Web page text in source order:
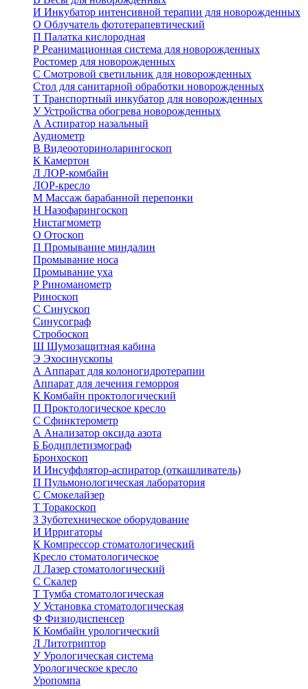
И Инкубатор интенсивной терапии для новорожденных
О Облучатель фототерапевтический
П Палатка кислородная
Р Реанимационная система для новорожденных
Ростомер для новорожденных
С Смотровой светильник для новорожденных
Стол для санитарной обработки новорожденных
Т Транспортный инкубатор для новорожденных
УУстройства обогрева новорожденных
А Аспиратор назальный
Аудиометр
В Видеооториноларингоскоп
К Камертон
Л ЛОР-комбайн
ЛОР-кресло
М Массаж барабанной перепонки
Н Назофарингоскоп
Нистагмометр
О Отоскоп
П Промывание миндалин
Промывание носа
Промывание уха
Р Риноманометр
Риноскоп
С Синускоп
Синусограф
Стробоскоп
Ш Шумозащитная кабина
Э Эхосинускопы
А Аппарат для колоногидротерапии
Аппарат для лечения геморроя
К Комбайн проктологический
П Проктологическое кресло
С Сфинктерометр
А Анализатор оксида азота
Б Бодиплетизмограф
Бронхоскоп
И Инсуффлятор-аспиратор (откашливатель)
П Пульмонологическая лаборатория
С Смокелайзер
Т Торакоскоп
З Зуботехническое оборудование
И Ирригаторы
К Компрессор стоматологический
Кресло стоматологическое
Л Лазер стоматологический
С Скалер
Т Тумба стоматологическая
УУстановка стоматологическая
Ф Физиодиспенсер
К Комбайн урологический
Л Литотриптор
УУрологическая система
Урологическое кресло
Уропомпа